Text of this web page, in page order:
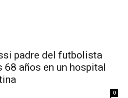
padre del futbolista
años en un hospital
0